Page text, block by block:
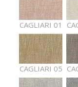
CAGLIARI 01
CAGLIARI 05